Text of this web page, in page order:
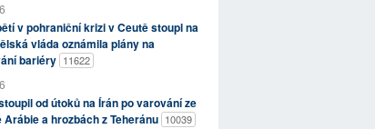
v pohraniční krizi v Ceutě stoupl na
vláda oznámila plány na
bariéry 11622
od útoků na Írán po varování ze
Arábie a hrozbách z Teheránu 10039